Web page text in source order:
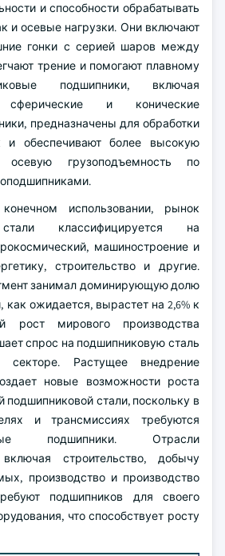
и способности обрабатывать
и осевые нагрузки. Они включают
гонки с серией шаров между
трение и помогают плавному
подшипники, включая
сферические и конические
предназначены для обработки
и обеспечивают более высокую
грузоподъемность по
использовании, рынок
классифицируется на
машиностроение и
строительство и другие.
занимал доминирующую долю
как ожидается, вырастет на 2,6% к
рост мирового производства
спрос на подшипниковую сталь
секторе. Растущее внедрение
новые возможности роста
подшипниковой стали, поскольку в
и трансмиссиях требуются
подшипники. Отрасли
строительство, добычу
производство и производство
подшипников для своего
что способствует росту